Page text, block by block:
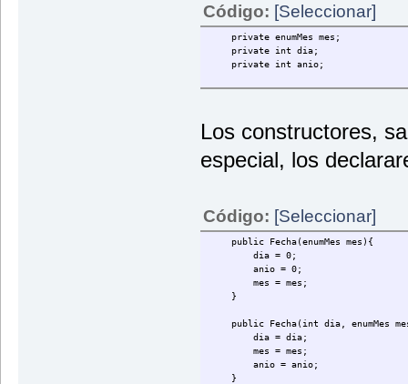
Código: [Seleccionar]
private enumMes mes;
private int dia;
private int anio;
Los constructores,
especial, los
Código: [Seleccionar]
public Fecha(enumMes mes){
dia = 0;
anio = 0;
mes = mes;
}
public Fecha(int dia, enumMes
dia = dia;
mes = mes;
anio = anio;
}